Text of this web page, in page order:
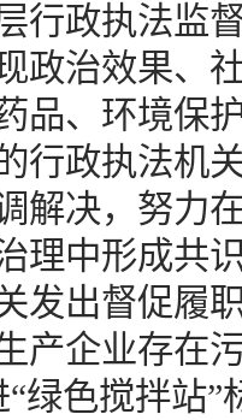
执法监督
政治效果、
品、环境保
行政执法机
解决，努力
理中形成共
发出督促履
产企业存在
绿色搅拌站